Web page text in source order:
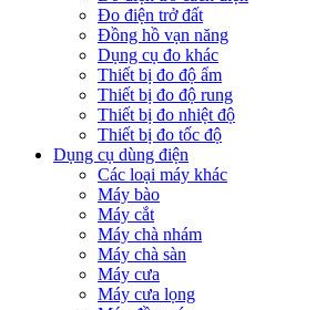
Đo điện trở đất
Đồng hồ vạn năng
Dụng cụ đo khác
Thiết bị đo độ ẩm
Thiết bị đo độ rung
Thiết bị đo nhiệt độ
Thiết bị đo tốc độ
Dụng cụ dùng điện
Các loại máy khác
Máy bào
Máy cắt
Máy chà nhám
Máy chà sàn
Máy cưa
Máy cưa lọng